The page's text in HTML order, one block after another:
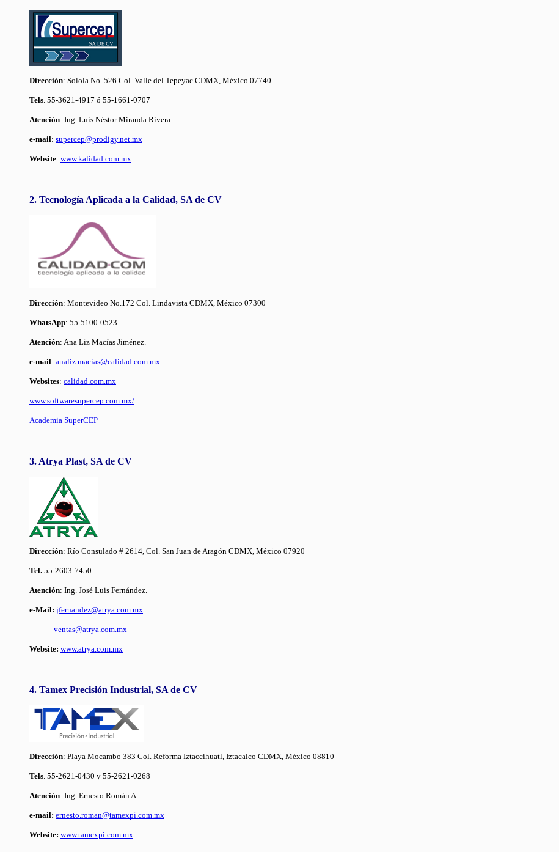
Dirección: Solola No. 526 Col. Valle del Tepeyac CDMX, México 07740
Tels. 55-3621-4917 ó 55-1661-0707
Atención: Ing. Luis Néstor Miranda Rivera
e-mail: supercep@prodigy.net.mx
Website: www.kalidad.com.mx
2. Tecnología Aplicada a la Calidad, SA de CV
Dirección: Montevideo No.172 Col. Lindavista CDMX, México 07300
WhatsApp: 55-5100-0523
Atención: Ana Liz Macías Jiménez.
e-mail: analiz.macias@calidad.com.mx
Websites: calidad.com.mx
www.softwaresupercep.com.mx/
Academia SuperCEP
3. Atrya Plast, SA de CV
Dirección: Río Consulado # 2614, Col. San Juan de Aragón CDMX, México 07920
Tel. 55-2603-7450
Atención: Ing. José Luis Fernández.
e-Mail: jfernandez@atrya.com.mx
ventas@atrya.com.mx
Website: www.atrya.com.mx
4. Tamex Precisión Industrial, SA de CV
Dirección: Playa Mocambo 383 Col. Reforma Iztaccihuatl, Iztacalco CDMX, México 08810
Tels. 55-2621-0430 y 55-2621-0268
Atención: Ing. Ernesto Román A.
e-mail: ernesto.roman@tamexpi.com.mx
Website: www.tamexpi.com.mx